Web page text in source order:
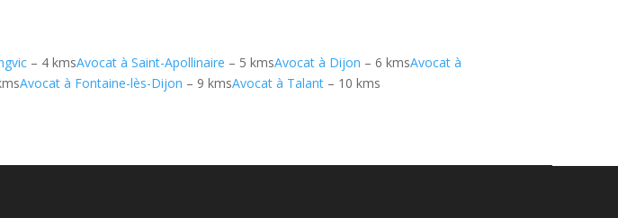
– 4 kmsAvocat à Saint-Apollinaire – 5 kmsAvocat à Dijon – 6 kmsAvocat à
Avocat à Fontaine-lès-Dijon – 9 kmsAvocat à Talant – 10 kms